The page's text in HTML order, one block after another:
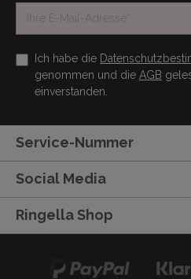
Ich habe die
genommen und die AGB
einverstanden.
Service-Nummer
Social Media
Ringella Shop